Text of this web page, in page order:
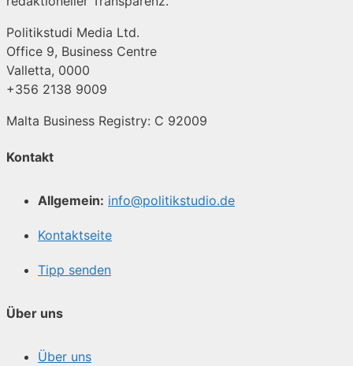
Politikstudi Media Ltd.
Office 9, Business Centre
Valletta, 0000
+356 2138 9009
Malta Business Registry: C 92009
Kontakt
Allgemein: info@politikstudio.de
Kontaktseite
Tipp senden
Über uns
Über uns